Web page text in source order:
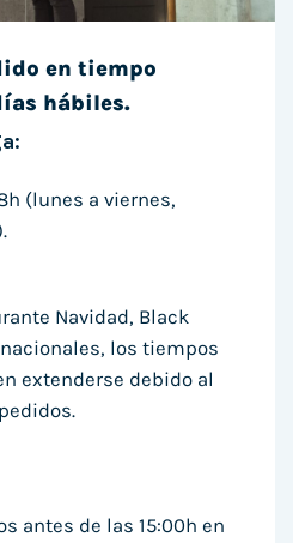
en tiempo
hábiles.
(lunes a viernes,
Navidad, Black
los tiempos
extenderse debido al
antes de las 15:00h en